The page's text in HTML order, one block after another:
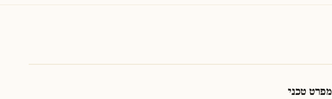
מפרט טכני